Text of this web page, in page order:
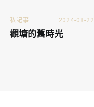
私記事 2024-08-22
觀塘的舊時光